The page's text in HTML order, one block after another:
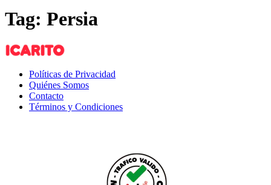
Tag: Persia
Políticas de Privacidad
Quiénes Somos
Contacto
Términos y Condiciones